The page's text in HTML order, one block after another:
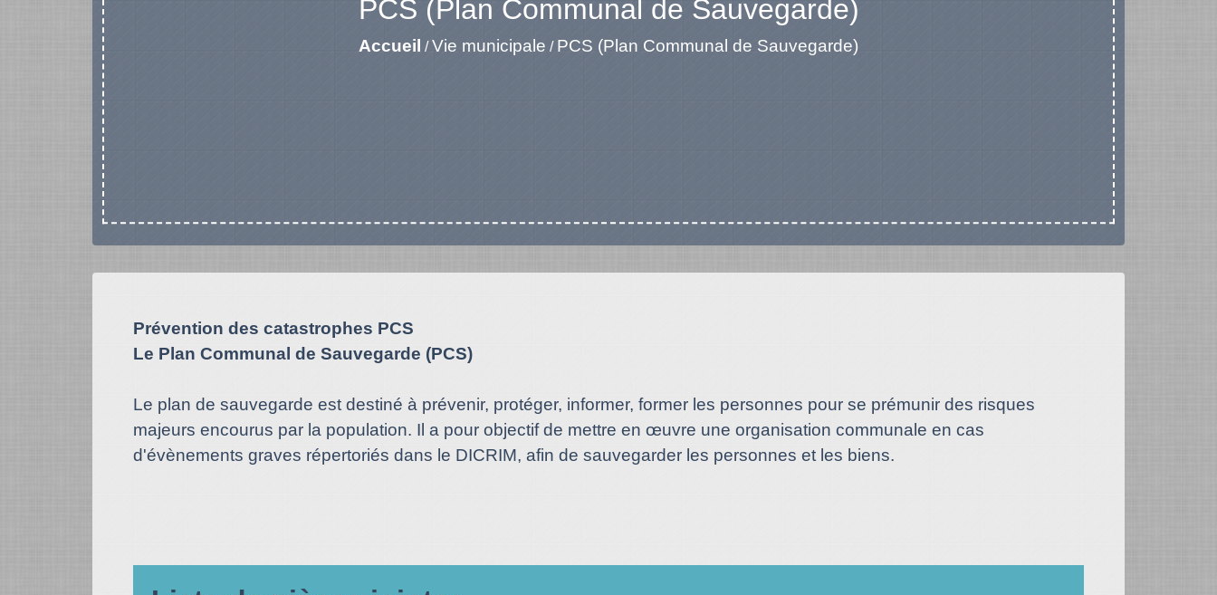
PCS (Plan Communal de Sauvegarde)
Accueil /Vie municipale / PCS (Plan Communal de Sauvegarde)
Prévention des catastrophes PCS
Le Plan Communal de Sauvegarde (PCS)
Le plan de sauvegarde est destiné à prévenir, protéger, informer, former les personnes pour se prémunir des risques
majeurs encourus par la population. Il a pour objectif de mettre en œuvre une organisation communale en cas
d'évènements graves répertoriés dans le DICRIM, afin de sauvegarder les personnes et les biens.